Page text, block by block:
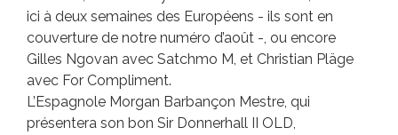
ici à deux semaines des Européens - ils sont en
couverture de notre numéro d’août -, ou encore
Gilles Ngovan avec Satchmo M, et Christian Pläge
avec For Compliment.
L’Espagnole Morgan Barbançon Mestre, qui
présentera son bon Sir Donnerhall II OLD,